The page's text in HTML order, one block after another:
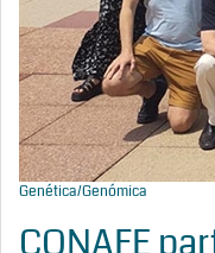
Genética/Genómica